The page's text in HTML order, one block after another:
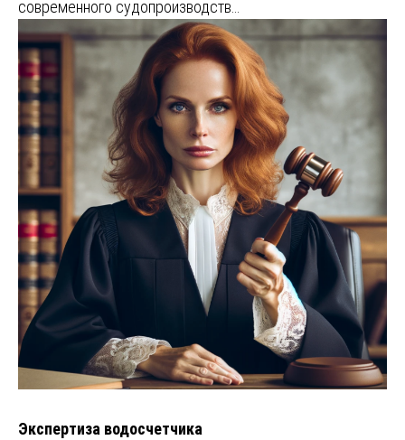
современного судопроизводств…
Экспертиза водосчетчика